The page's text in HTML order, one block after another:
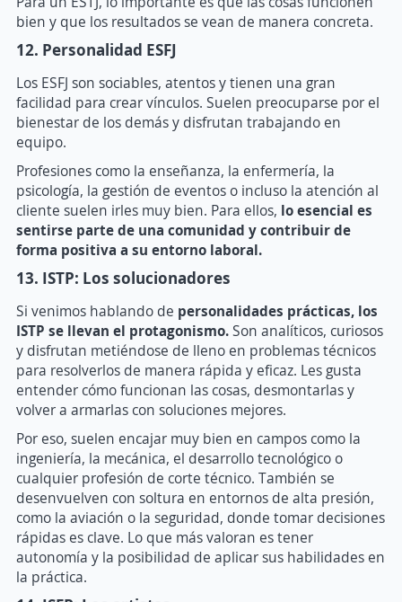
bien y que los resultados se vean de manera concreta.
12. Personalidad ESFJ
Los ESFJ son sociables, atentos y tienen una gran
facilidad para crear vínculos. Suelen preocuparse por el
bienestar de los demás y disfrutan trabajando en
equipo.
Profesiones como la enseñanza, la enfermería, la
psicología, la gestión de eventos o incluso la atención al
cliente suelen irles muy bien. Para ellos, lo esencial es
sentirse parte de una comunidad y contribuir de
forma positiva a su entorno laboral.
13. ISTP: Los solucionadores
Si venimos hablando de personalidades prácticas, los
ISTP se llevan el protagonismo.Son analíticos, curiosos
y disfrutan metiéndose de lleno en problemas técnicos
para resolverlos de manera rápida y eficaz. Les gusta
entender cómo funcionan las cosas, desmontarlas y
volver a armarlas con soluciones mejores.
Por eso, suelen encajar muy bien en campos como la
ingeniería, la mecánica, el desarrollo tecnológico o
cualquier profesión de corte técnico. También se
desenvuelven con soltura en entornos de alta presión,
como la aviación o la seguridad, donde tomar decisiones
rápidas es clave. Lo que más valoran es tener
autonomía y la posibilidad de aplicar sus habilidades en
la práctica.